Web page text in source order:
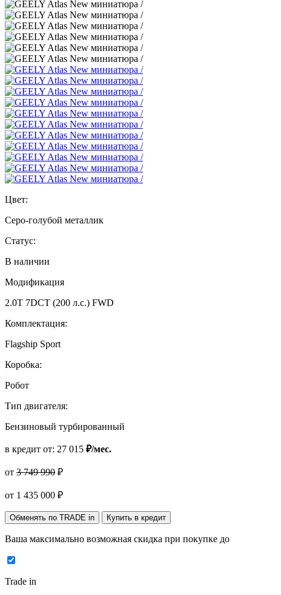
Цвет:
Серо-голубой металлик
Статус:
В наличии
Модификация
2.0T 7DCT (200 л.с.) FWD
Комплектация:
Flagship Sport
Коробка:
Робот
Тип двигателя:
Бензиновый турбированный
в кредит от: 27 015 ₽/мес.
от 3 749 990 ₽
от 1 435 000 ₽
Обменять по TRADE in Купить в кредит
Ваша максимально возможная скидка при покупке до
Trade in